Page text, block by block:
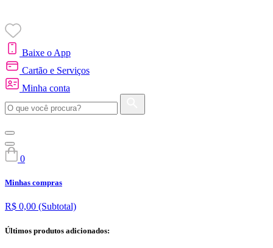
Baixe o App
Cartão e Serviços
Minha conta
0
Minhas compras
R$ 0,00 (Subtotal)
Últimos produtos adicionados: